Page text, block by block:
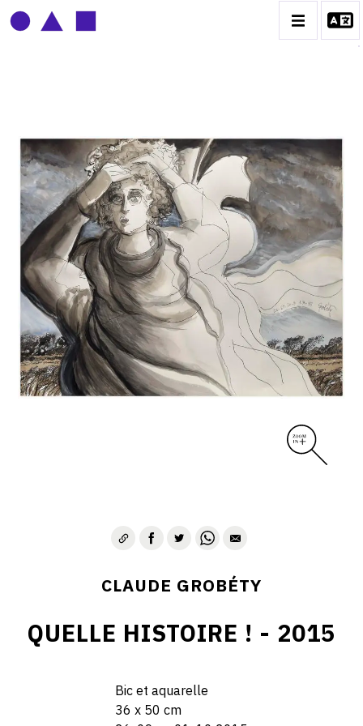
CLAUDE GROBÉTY
BIOGRAPHIE
CATALOGUE DES OEUVRES
CONTACT
CLAUDE GROBÉTY
QUELLE HISTOIRE ! - 2015
Bic et aquarelle
36 x 50 cm